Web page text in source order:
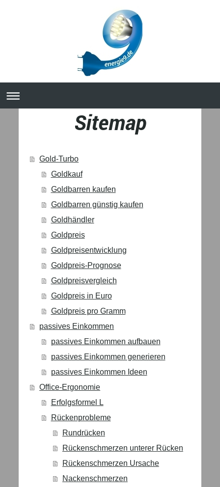
Sitemap
Gold-Turbo
Goldkauf
Goldbarren kaufen
Goldbarren günstig kaufen
Goldhändler
Goldpreis
Goldpreisentwicklung
Goldpreis-Prognose
Goldpreisvergleich
Goldpreis in Euro
Goldpreis pro Gramm
passives Einkommen
passives Einkommen aufbauen
passives Einkommen generieren
passives Einkommen Ideen
Office-Ergonomie
Erfolgsformel L
Rückenprobleme
Rundrücken
Rückenschmerzen unterer Rücken
Rückenschmerzen Ursache
Nackenschmerzen